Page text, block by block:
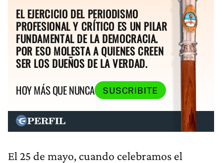
EL EJERCICIO DEL PERIODISMO
PROFESIONAL Y CRÍTICO ES UN PILAR
FUNDAMENTAL DE LA DEMOCRACIA.
POR ESO MOLESTA A QUIENES CREEN
SER LOS DUEÑOS DE LA VERDAD.
HOY MÁS QUE NUNCA
SUSCRIBITE
El 25 de mayo, cuando celebramos el